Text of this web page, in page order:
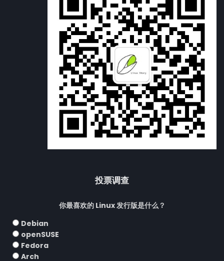
投票调查
你最喜欢的 Linux 发行版是什么？
Debian
openSUSE
Fedora
Arch